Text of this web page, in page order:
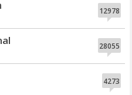
12978
28055
4273